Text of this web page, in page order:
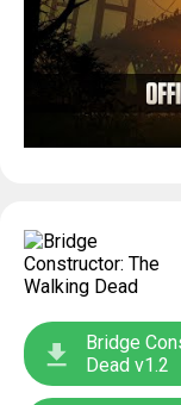
Bridge
Dead v1.2